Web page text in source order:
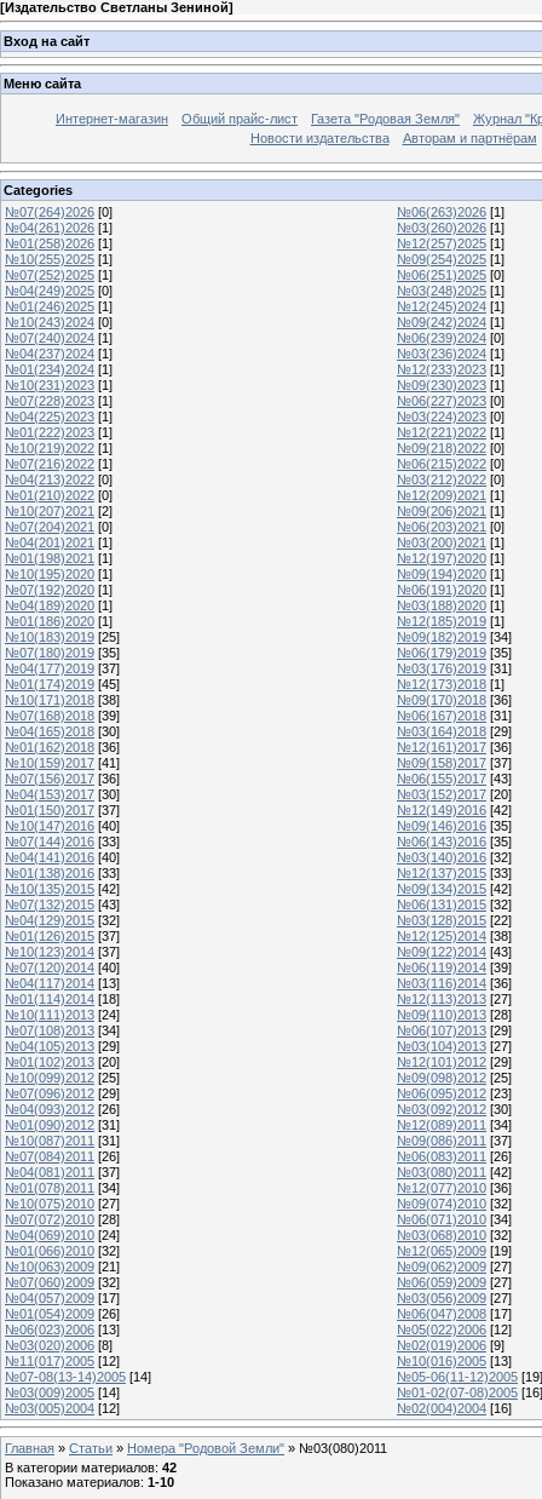
[Издательство Светланы Зениной]
Вход на сайт
Меню сайта
Интернет-магазин Общий прайс-лист Газета "Родовая Земля"
Журнал
Новости издательства
Авторам и партнёрам
Categories
№07(264)2026 [0] №06(263)2026 [1]
№04(261)2026 [1] №03(260)2026 [1]
№01(258)2026 [1] №12(257)2025 [1]
№10(255)2025 [1] №09(254)2025 [1]
№07(252)2025 [1] №06(251)2025 [0]
№04(249)2025 [0] №03(248)2025 [1]
№01(246)2025 [1] №12(245)2024 [1]
№10(243)2024 [0] №09(242)2024 [1]
№07(240)2024 [1] №06(239)2024 [0]
№04(237)2024 [1] №03(236)2024 [1]
№01(234)2024 [1] №12(233)2023 [1]
№10(231)2023 [1] №09(230)2023 [1]
№07(228)2023 [1] №06(227)2023 [0]
№04(225)2023 [1] №03(224)2023 [0]
№01(222)2023 [1] №12(221)2022 [1]
№10(219)2022 [1] №09(218)2022 [0]
№07(216)2022 [1] №06(215)2022 [0]
№04(213)2022 [0] №03(212)2022 [0]
№01(210)2022 [0] №12(209)2021 [1]
№10(207)2021 [2] №09(206)2021 [1]
№07(204)2021 [0] №06(203)2021 [0]
№04(201)2021 [1] №03(200)2021 [1]
№01(198)2021 [1] №12(197)2020 [1]
№10(195)2020 [1] №09(194)2020 [1]
№07(192)2020 [1] №06(191)2020 [1]
№04(189)2020 [1] №03(188)2020 [1]
№01(186)2020 [1] №12(185)2019 [1]
№10(183)2019 [25] №09(182)2019 [34]
№07(180)2019 [35] №06(179)2019 [35]
№04(177)2019 [37] №03(176)2019 [31]
№01(174)2019 [45] №12(173)2018 [1]
№10(171)2018 [38] №09(170)2018 [36]
№07(168)2018 [39] №06(167)2018 [31]
№04(165)2018 [30] №03(164)2018 [29]
№01(162)2018 [36] №12(161)2017 [36]
№10(159)2017 [41] №09(158)2017 [37]
№07(156)2017 [36] №06(155)2017 [43]
№04(153)2017 [30] №03(152)2017 [20]
№01(150)2017 [37] №12(149)2016 [42]
№10(147)2016 [40] №09(146)2016 [35]
№07(144)2016 [33] №06(143)2016 [35]
№04(141)2016 [40] №03(140)2016 [32]
№01(138)2016 [33] №12(137)2015 [33]
№10(135)2015 [42] №09(134)2015 [42]
№07(132)2015 [43] №06(131)2015 [32]
№04(129)2015 [32] №03(128)2015 [22]
№01(126)2015 [37] №12(125)2014 [38]
№10(123)2014 [37] №09(122)2014 [43]
№07(120)2014 [40] №06(119)2014 [39]
№04(117)2014 [13] №03(116)2014 [36]
№01(114)2014 [18] №12(113)2013 [27]
№10(111)2013 [24] №09(110)2013 [28]
№07(108)2013 [34] №06(107)2013 [29]
№04(105)2013 [29] №03(104)2013 [27]
№01(102)2013 [20] №12(101)2012 [29]
№10(099)2012 [25] №09(098)2012 [25]
№07(096)2012 [29] №06(095)2012 [23]
№04(093)2012 [26] №03(092)2012 [30]
№01(090)2012 [31] №12(089)2011 [34]
№10(087)2011 [31] №09(086)2011 [37]
№07(084)2011 [26] №06(083)2011 [26]
№04(081)2011 [37] №03(080)2011 [42]
№01(078)2011 [34] №12(077)2010 [36]
№10(075)2010 [27] №09(074)2010 [32]
№07(072)2010 [28] №06(071)2010 [34]
№04(069)2010 [24] №03(068)2010 [32]
№01(066)2010 [32] №12(065)2009 [19]
№10(063)2009 [21] №09(062)2009 [27]
№07(060)2009 [32] №06(059)2009 [27]
№04(057)2009 [17] №03(056)2009 [27]
№01(054)2009 [26] №06(047)2008 [17]
№06(023)2006 [13] №05(022)2006 [12]
№03(020)2006 [8] №02(019)2006 [9]
№11(017)2005 [12] №10(016)2005 [13]
№07-08(13-14)2005 [14] №05-06(11-12)2005 [19]
№03(009)2005 [14] №01-02(07-08)2005 [16]
№03(005)2004 [12] №02(004)2004 [16]
Главная » Статьи » Номера "Родовой Земли" » №03(080)2011
В категории материалов: 42
Показано материалов: 1-10